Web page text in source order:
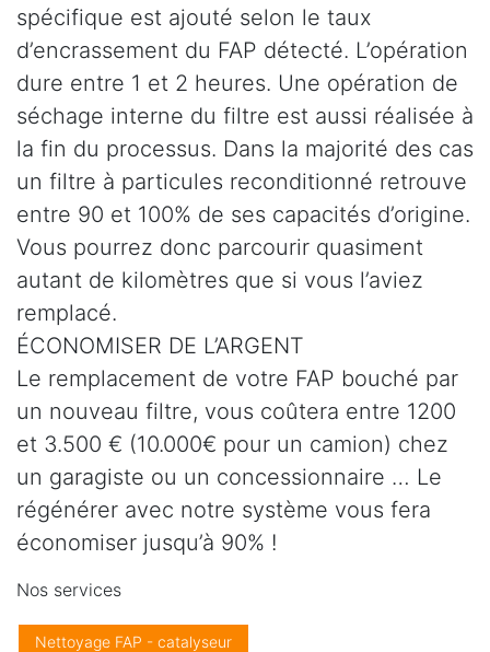
spécifique est ajouté selon le taux
d’encrassement du FAP détecté. L’opération
dure entre 1 et 2 heures. Une opération de
séchage interne du filtre est aussi réalisée à
la fin du processus. Dans la majorité des cas
un filtre à particules reconditionné retrouve
entre 90 et 100% de ses capacités d’origine.
Vous pourrez donc parcourir quasiment
autant de kilomètres que si vous l’aviez
remplacé.
ÉCONOMISER DE L’ARGENT
Le remplacement de votre FAP bouché par
un nouveau filtre, vous coûtera entre 1200
et 3.500 € (10.000€ pour un camion) chez
un garagiste ou un concessionnaire … Le
régénérer avec notre système vous fera
économiser jusqu’à 90% !
Nos services
Nettoyage FAP - catalyseur